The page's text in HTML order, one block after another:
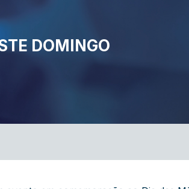
DOMINGO